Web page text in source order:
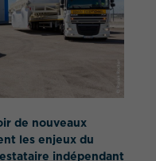
de nouveaux
les enjeux du
indépendant